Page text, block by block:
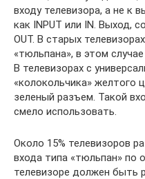
входу телевизора, а не к
как INPUT или IN. Выход,
OUT. В старых
«тюльпана», в этом
В телевизорах с
«колокольчика»
зеленый разъем. Такой
смело использовать.
Около 15% телевизоров
входа типа «тюльпан» по
телевизоре должен быть